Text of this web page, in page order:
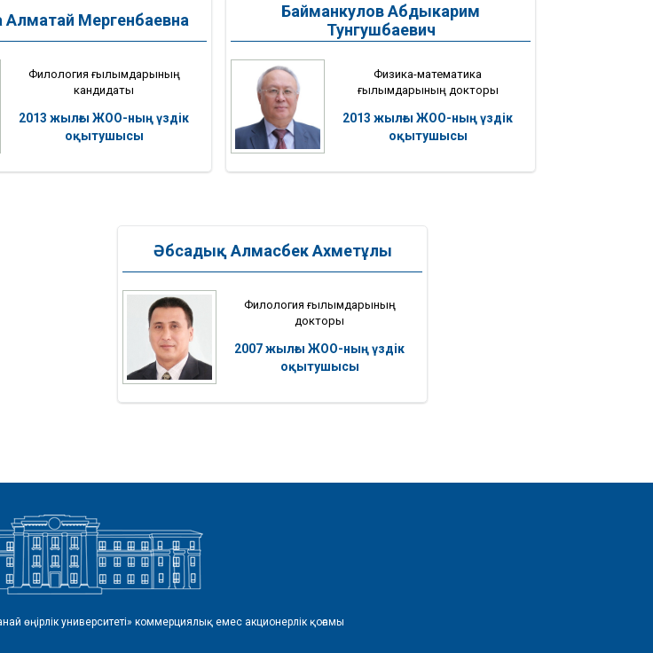
Алматай Мергенбаевна
Филология ғылымдарының
кандидаты
2013 жылғы ЖОО-ның үздік
оқытушысы
Байманкулов Абдыкарим
Тунгушбаевич
Физика-математика
ғылымдарының докторы
2013 жылғы ЖОО-ның үздік
оқытушысы
Әбсадық Алмасбек Ахметұлы
Филология ғылымдарының
докторы
2007 жылғы ЖОО-ның үздік
оқытушысы
өңірлік университеті» коммерциялық емес акционерлік қоғамы